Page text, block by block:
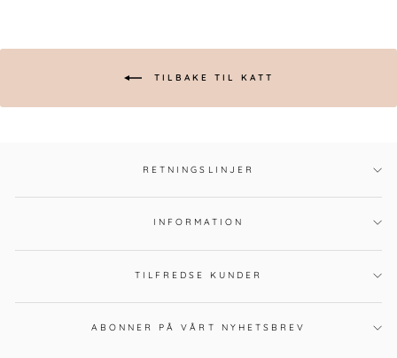
TILBAKE TIL KATT
RETNINGSLINJER
INFORMATION
TILFREDSE KUNDER
ABONNER PÅ VÅRT NYHETSBREV